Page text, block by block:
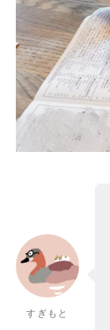
すぎもと